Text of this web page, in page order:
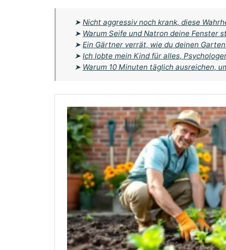
➤Nicht aggressiv noch krank, diese
➤ Warum Seife und Natron deine Fenster
➤Ein Gärtner verrät, wie du deinen
➤Ich lobte mein Kind für alles,
➤ Warum 10 Minuten täglich ausreichen,